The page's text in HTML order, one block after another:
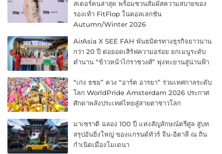
สเดอร์คนล่าสุด พร้อมชวนสัมผัสความสบายของ
รองเท้า FitFlop ในคอลเลกชัน
Autumn/Winter 2026
AirAsia X SEE FAH พันธมิตรทางธุรกิจยาวนาน
กว่า 20 ปี ต่อยอดเสิร์ฟความอร่อย ยกเมนูระดับ
ตำนาน “ข้าวหน้าไก่ราชวงศ์” พุ่งทะยานสู่น่านฟ้า
“เก่ง ธชย” ควง “อาร์ต อารยา” ร่วมเทศกาลระดับ
โลก WorldPride Amsterdam 2026 ประกาศ
ศักดาพลังประเทศไทยสู่สายตาชาวโลก
มาเซราติ ฉลอง 100 ปี แห่งสัญลักษณ์ตรีศูล สู่บท
สรุปอันยิ่งใหญ่ ของแกรนด์ทัวร์ จีน-อิตาลี ณ ถิ่น
กำเนิดเมืองโมเดนา